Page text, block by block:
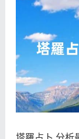
白羊座
算命
八字命理